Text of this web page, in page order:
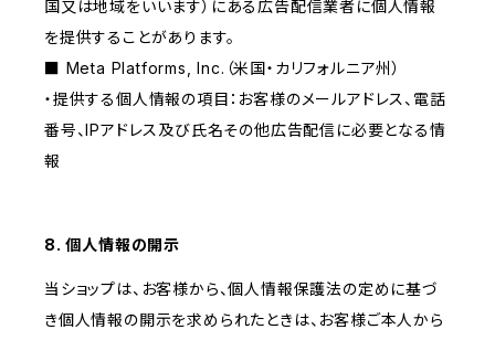
国又は地域をいいます）にある広告配信業者に個人情報
を提供することがあります。
■ Meta Platforms, Inc.（米国・カリフォルニア州）
・提供する個人情報の項目：お客様のメールアドレス、電話
番号、IPアドレス及び氏名その他広告配信に必要となる情
報
8. 個人情報の開示
当ショップは、お客様から、個人情報保護法の定めに基づ
き個人情報の開示を求められたときは、お客様ご本人から